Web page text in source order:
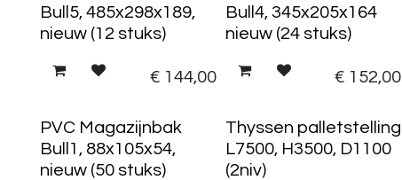
Bull5, 485x298x189,
nieuw (12 stuks)
€ 144,00
Bull4, 345x205x164
nieuw (24 stuks)
€ 152,00
50 stuks
PVC Magazijnbak
Bull1, 88x105x54,
nieuw (50 stuks)
Thyssen palletstelling
L7500, H3500, D1100
(2niv)